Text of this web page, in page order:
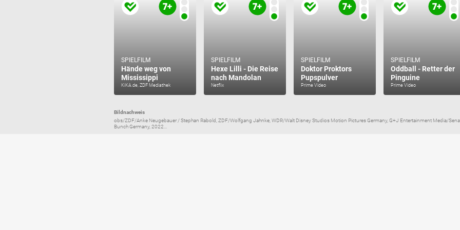
SPIELFILM
Hände weg von
Mississippi
KiKA.de, ZDF Mediathek
SPIELFILM
Hexe Lilli - Die Reise
nach Mandolan
Netflix
SPIELFILM
Doktor Proktors
Pupspulver
Prime Video
SPIELFILM
Oddball - Retter der
Pinguine
Prime Video
Bildnachweis
obs/ZDF/Anke Neugebauer / Stephan Rabold, ZDF/Wolfgang Jahnke, WDR/Walt Disney Studios Motion Pictures Germany, G+J Entertainment Media/
Bunch Germany, 2022...